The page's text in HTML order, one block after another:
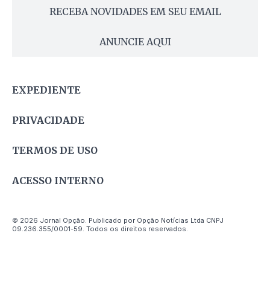
RECEBA NOVIDADES EM SEU EMAIL
ANUNCIE AQUI
EXPEDIENTE
PRIVACIDADE
TERMOS DE USO
ACESSO INTERNO
© 2026 Jornal Opção. Publicado por Opção Notícias Ltda CNPJ
09.236.355/0001-59. Todos os direitos reservados.